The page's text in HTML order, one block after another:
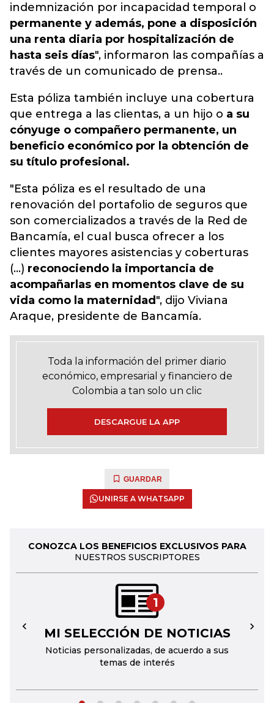
indemnización por incapacidad temporal o
permanente y además, pone a disposición
una renta diaria por hospitalización de
hasta seis días", informaron las compañías a
través de un comunicado de prensa..
Esta póliza también incluye una cobertura
que entrega a las clientas, a un hijo o a su
cónyuge o compañero permanente, un
beneficio económico por la obtención de
su título profesional.
"Esta póliza es el resultado de una
renovación del portafolio de seguros que
son comercializados a través de la Red de
Bancamía, el cual busca ofrecer a los
clientes mayores asistencias y coberturas
(...) reconociendo la importancia de
acompañarlas en momentos clave de su
vida como la maternidad ", dijo Viviana
Araque, presidente de Bancamía.
Toda la información del primer diario
económico, empresarial y financiero de
Colombia a tan solo un clic
DESCARGUE LA APP
GUARDAR
UNIRSE A WHATSAPP
CONOZCA LOS BENEFICIOS EXCLUSIVOS PARA
NUESTROS SUSCRIPTORES
1
MI SELECCIÓN DE NOTICIAS
Noticias personalizadas, de acuerdo a sus
temas de interés
← →